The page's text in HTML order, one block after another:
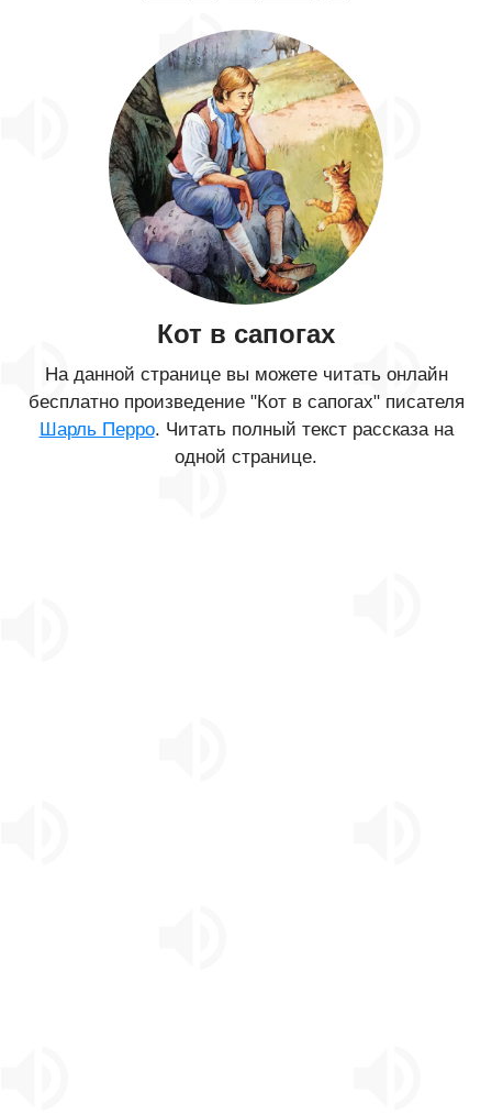
Кот в сапогах
На данной странице вы можете читать онлайн
бесплатно произведение "Кот в сапогах" писателя
Шарль Перро. Читать полный текст рассказа на
одной странице.